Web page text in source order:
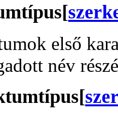
[
első
név
[